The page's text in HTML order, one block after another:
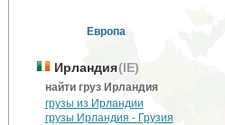
Европа
Ирландия(IE)
найти груз Ирландия
грузы из Ирландии
грузы Ирландия - Грузия